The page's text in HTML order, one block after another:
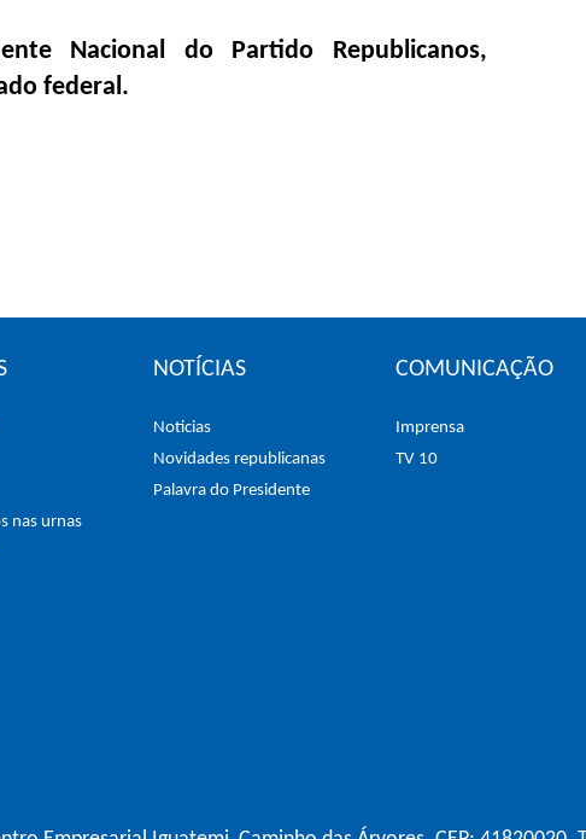
Nacional do Partido Republicanos,
federal.
nas urnas
NOTÍCIAS
Noticias
Novidades republicanas
Palavra do Presidente
COMUNICAÇÃO
Imprensa
TV 10